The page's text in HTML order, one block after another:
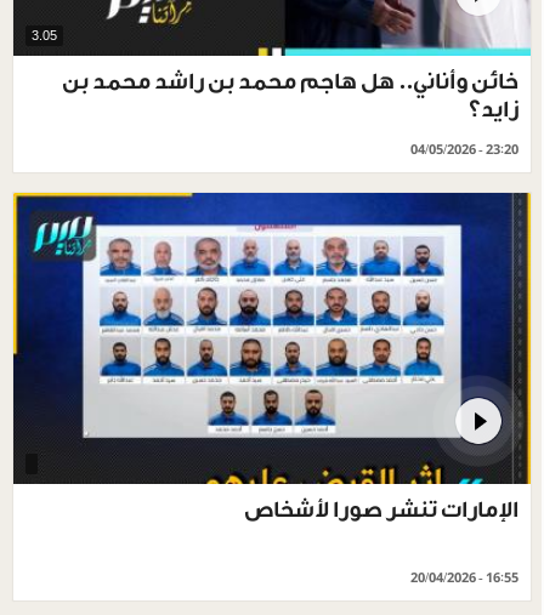
3.05
خائن وأناني.. هل هاجم محمد بن راشد محمد بن
زايد؟
04/05/2026 - 23:20
الإمارات تنشر صورا لأشخاص
20/04/2026 - 16:55